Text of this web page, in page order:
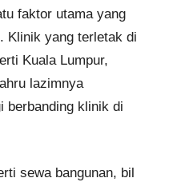
faktor utama yang
Klinik yang terletak di
Kuala Lumpur,
lazimnya
berbanding klinik di
sewa bangunan, bil